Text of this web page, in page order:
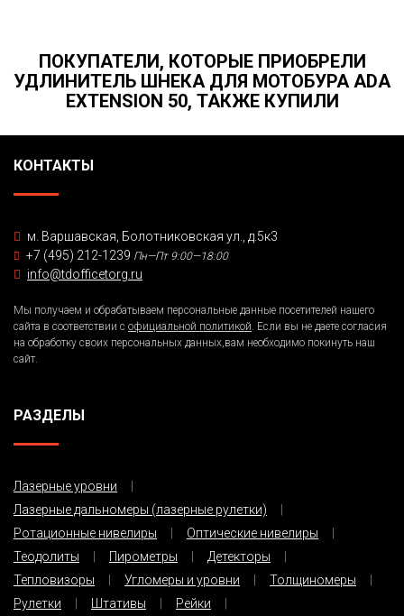
ПОКУПАТЕЛИ, КОТОРЫЕ ПРИОБРЕЛИ
УДЛИНИТЕЛЬ ШНЕКА ДЛЯ МОТОБУРА ADA
EXTENSION 50, ТАКЖЕ КУПИЛИ
КОНТАКТЫ
м. Варшавская, Болотниковская ул., д.5к3
+7 (495) 212-1239 Пн—Пт 9:00—18:00
info@tdofficetorg.ru
Мы получаем и обрабатываем персональные данные посетителей нашего
сайта в соответствии с официальной политикой. Если вы не даете согласия
на обработку своих персональных данных,вам необходимо покинуть наш
сайт.
РАЗДЕЛЫ
Лазерные уровни
Лазерные дальномеры (лазерные рулетки)
Ротационные нивелиры
Оптические нивелиры
Теодолиты
Пирометры
Детекторы
Тепловизоры
Угломеры и уровни
Толщиномеры
Рулетки
Штативы Рейки